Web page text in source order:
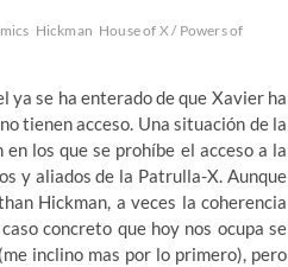
Hickman House of X / Powers of
ya se ha enterado de que Xavier ha
tienen acceso. Una situación de la
los que se prohíbe el acceso a la
y aliados de la Patrulla-X. Aunque
Hickman, a veces la coherencia
concreto que hoy nos ocupa se
inclino mas por lo primero), pero